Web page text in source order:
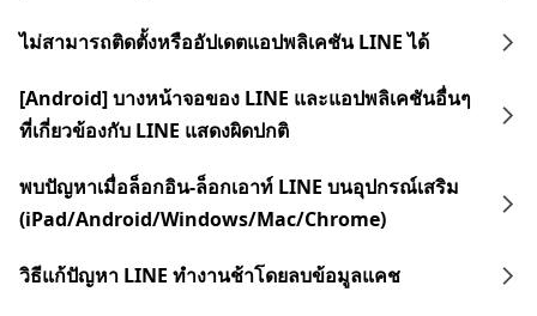
ไม่สามารถติดตั้งหรืออัปเดตแอปพลิเคชัน LINE ได้
[Android] บางหน้าจอของ LINE และแอปพลิเคชันอื่นๆ
ที่เกี่ยวข้องกับ LINE แสดงผิดปกติ
พบปัญหาเมื่อล็อกอิน-ล็อกเอาท์ LINE บนอุปกรณ์เสริม
(iPad/Android/Windows/Mac/Chrome)
วิธีแก้ปัญหา LINE ทำงานช้าโดยลบข้อมูลแคช